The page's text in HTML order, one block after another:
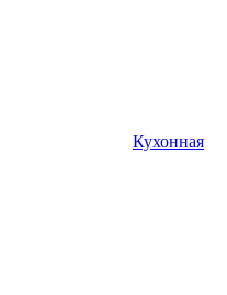
Кухонная